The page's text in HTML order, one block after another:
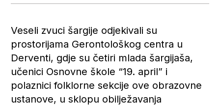
Veseli zvuci šargije odjekivali su
prostorijama Gerontološkog centra u
Derventi, gdje su četiri mlada šargijaša,
učenici Osnovne škole “19. april” i
polaznici folklorne sekcije ove obrazovne
ustanove, u sklopu obilježavanja